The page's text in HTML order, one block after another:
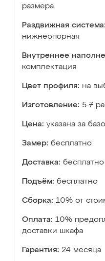
размера
Раздвижная система:
нижнеопорная
Внутреннее
комплектация
Цвет профиля: на
Изготовление: 5-7
Цена: указана за
Замер: бесплатно
Доставка: бесплатно
Подъём: бесплатно
Сборка: 10% от
Оплата: 10%
доставки шкафа
Гарантия: 24 месяца